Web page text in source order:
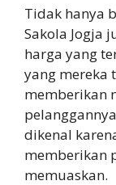
Tidak hanya
Sakola Jogja
harga yang
yang mereka
memberikan
dikenal
memberikan
memuaskan.